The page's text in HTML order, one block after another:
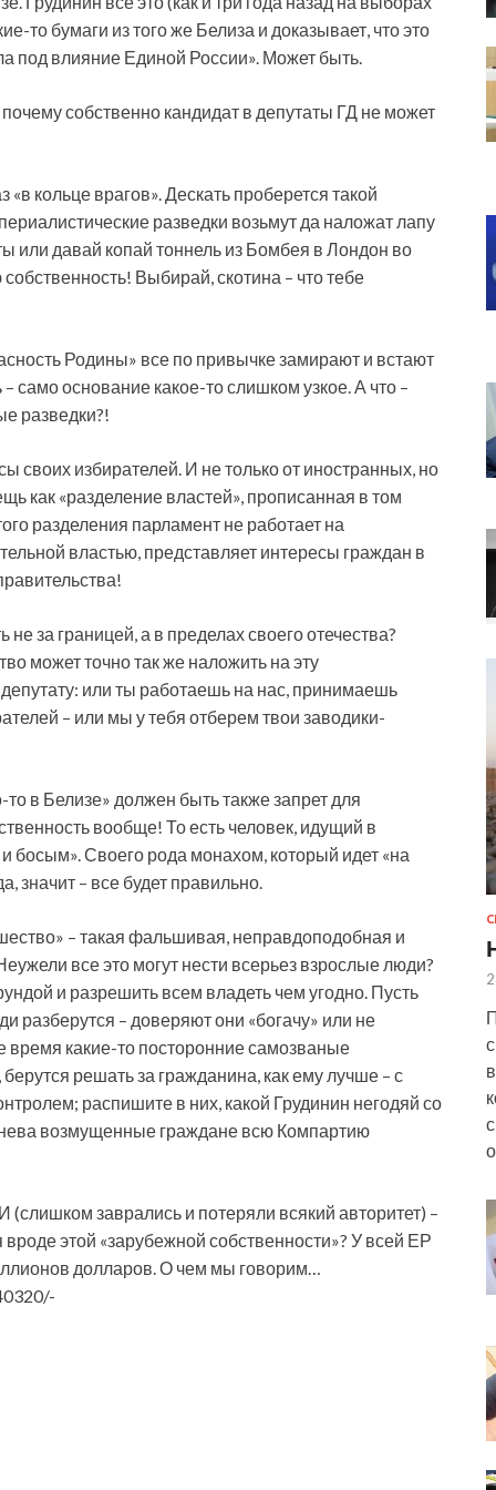
то бумаги из того же Белиза и доказывает, что это
под влияние Единой России». Может быть.
собственно кандидат в депутаты ГД не может
кольце врагов». Дескать проберется такой
разведки возьмут да наложат лапу
или давай копай тоннель из Бомбея в Лондон во
Выбирай, скотина – что тебе
Родины» все по привычке замирают и встают
само основание какое-то слишком узкое. А что –
разведки?!
своих избирателей. И не только от иностранных, но
как «разделение властей», прописанная в том
разделения парламент не работает на
властью, представляет интересы граждан в
за границей, а в пределах своего отечества?
может точно так же наложить на эту
или ты работаешь на нас, принимаешь
– или мы у тебя отберем твои заводики-
в Белизе» должен быть также запрет для
вообще! То есть человек, идущий в
босым». Своего рода монахом, который идет «на
значит – все будет правильно.
– такая фальшивая, неправдоподобная и
все это могут нести всерьез взрослые люди?
и разрешить всем владеть чем угодно. Пусть
разберутся – доверяют они «богачу» или не
время какие-то посторонние самозваные
решать за гражданина, как ему лучше – с
распишите в них, какой Грудинин негодяй со
возмущенные граждане всю Компартию
заврались и потеряли всякий авторитет) –
этой «зарубежной собственности»? У всей ЕР
долларов. О чем мы говорим…